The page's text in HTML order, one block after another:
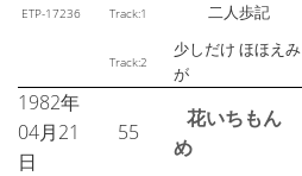
ETP-17236 Track:1 二人歩記
Track:2
少しだけ ほほえみ
が
1982年
04月21
日
55
花いちもん
め